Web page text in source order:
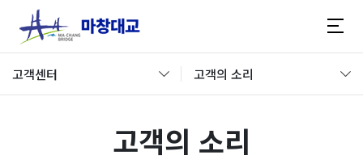
고객센터 고객의 소리
고객의 소리